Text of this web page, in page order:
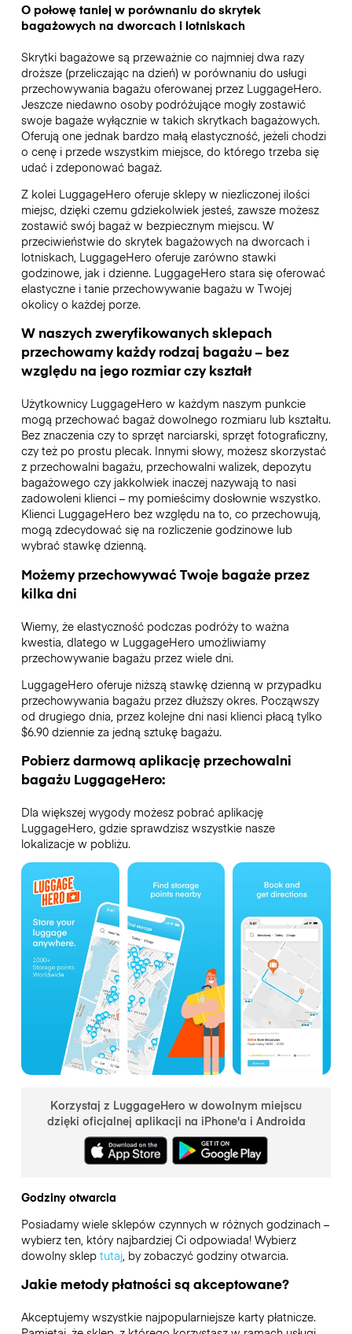
O połowę taniej w porównaniu do skrytek
bagażowych na dworcach i lotniskach
Skrytki bagażowe są przeważnie co najmniej dwa razy
droższe (przeliczając na dzień) w porównaniu do usługi
przechowywania bagażu oferowanej przez LuggageHero.
Jeszcze niedawno osoby podróżujące mogły zostawić
swoje bagaże wyłącznie w takich skrytkach bagażowych.
Oferują one jednak bardzo małą elastyczność, jeżeli chodzi
o cenę i przede wszystkim miejsce, do którego trzeba się
udać i zdeponować bagaż.
Z kolei LuggageHero oferuje sklepy w niezliczonej ilości
miejsc, dzięki czemu gdziekolwiek jesteś, zawsze możesz
zostawić swój bagaż w bezpiecznym miejscu. W
przeciwieństwie do skrytek bagażowych na dworcach i
lotniskach, LuggageHero oferuje zarówno stawki
godzinowe, jak i dzienne. LuggageHero stara się oferować
elastyczne i tanie przechowywanie bagażu w Twojej
okolicy o każdej porze.
W naszych zweryfikowanych sklepach
przechowamy każdy rodzaj bagażu – bez
względu na jego rozmiar czy kształt
Użytkownicy LuggageHero w każdym naszym punkcie
mogą przechować bagaż dowolnego rozmiaru lub kształtu.
Bez znaczenia czy to sprzęt narciarski, sprzęt fotograficzny,
czy też po prostu plecak. Innymi słowy, możesz skorzystać
z przechowalni bagażu, przechowalni walizek, depozytu
bagażowego czy jakkolwiek inaczej nazywają to nasi
zadowoleni klienci – my pomieścimy dosłownie wszystko.
Klienci LuggageHero bez względu na to, co przechowują,
mogą zdecydować się na rozliczenie godzinowe lub
wybrać stawkę dzienną.
Możemy przechowywać Twoje bagaże przez
kilka dni
Wiemy, że elastyczność podczas podróży to ważna
kwestia, dlatego w LuggageHero umożliwiamy
przechowywanie bagażu przez wiele dni.
LuggageHero oferuje niższą stawkę dzienną w przypadku
przechowywania bagażu przez dłuższy okres. Począwszy
od drugiego dnia, przez kolejne dni nasi klienci płacą tylko
$6.90 dziennie za jedną sztukę bagażu.
Pobierz darmową aplikację przechowalni
bagażu LuggageHero:
Dla większej wygody możesz pobrać aplikację
LuggageHero, gdzie sprawdzisz wszystkie nasze
lokalizacje w pobliżu.
Korzystaj z LuggageHero w dowolnym miejscu
dzięki oficjalnej aplikacji na iPhone'a i Androida
Godziny otwarcia
Posiadamy wiele sklepów czynnych w różnych godzinach –
wybierz ten, który najbardziej Ci odpowiada! Wybierz
dowolny sklep tutaj, by zobaczyć godziny otwarcia.
Jakie metody płatności są akceptowane?
Akceptujemy wszystkie najpopularniejsze karty płatnicze.